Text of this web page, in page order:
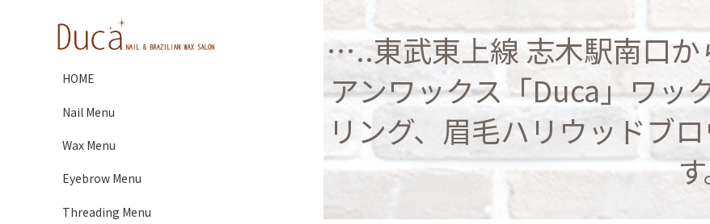
HOME
Nail Menu
Wax Menu
Eyebrow Menu
Threading Menu
…..東武東上線 志木駅南口か
アンワックス「Duca」ワッ
リング、眉毛ハリウッドブ